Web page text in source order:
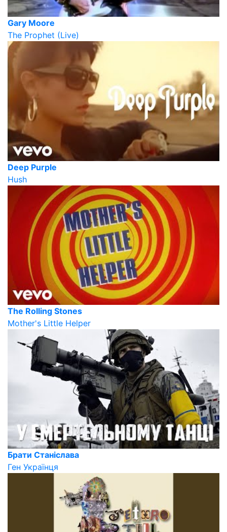
Gary Moore
The Prophet (Live)
Deep Purple
Hush
The Rolling Stones
Mother's Little Helper
Брати Станіслава
Ген Українця